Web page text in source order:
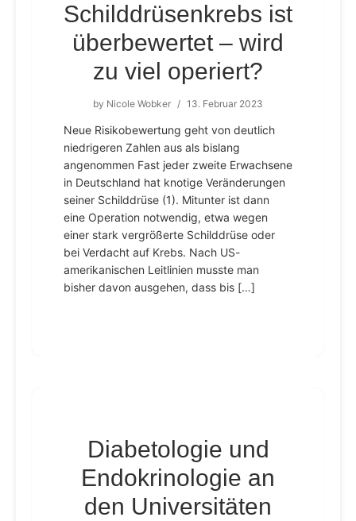
Schilddrüsenkrebs ist
überbewertet – wird
zu viel operiert?
by Nicole Wobker / 13. Februar 2023
Neue Risikobewertung geht von deutlich
niedrigeren Zahlen aus als bislang
angenommen Fast jeder zweite Erwachsene
in Deutschland hat knotige Veränderungen
seiner Schilddrüse (1). Mitunter ist dann
eine Operation notwendig, etwa wegen
einer stark vergrößerte Schilddrüse oder
bei Verdacht auf Krebs. Nach US-
amerikanischen Leitlinien musste man
bisher davon ausgehen, dass bis […]
Diabetologie und
Endokrinologie an
den Universitäten